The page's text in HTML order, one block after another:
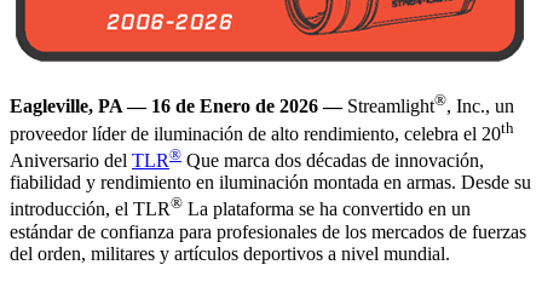
Eagleville, PA — 16 de Enero de 2026 —Streamlight®, Inc., un
proveedor líder de iluminación de alto rendimiento, celebra el 20th
Aniversario del TLR® Que marca dos décadas de innovación,
fiabilidad y rendimiento en iluminación montada en armas. Desde su
introducción, el TLR® La plataforma se ha convertido en un
estándar de confianza para profesionales de los mercados de fuerzas
del orden, militares y artículos deportivos a nivel mundial.